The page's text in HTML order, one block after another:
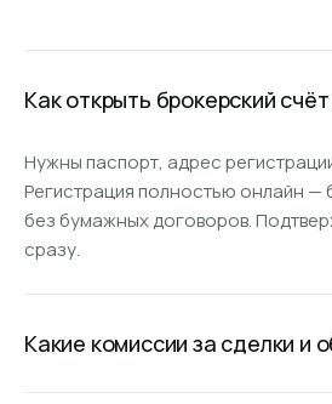
Как открыть брокерский
Нужны паспорт, адрес
Регистрация полностью онлайн —
без бумажных договоров.
сразу.
Какие комиссии за сделки и